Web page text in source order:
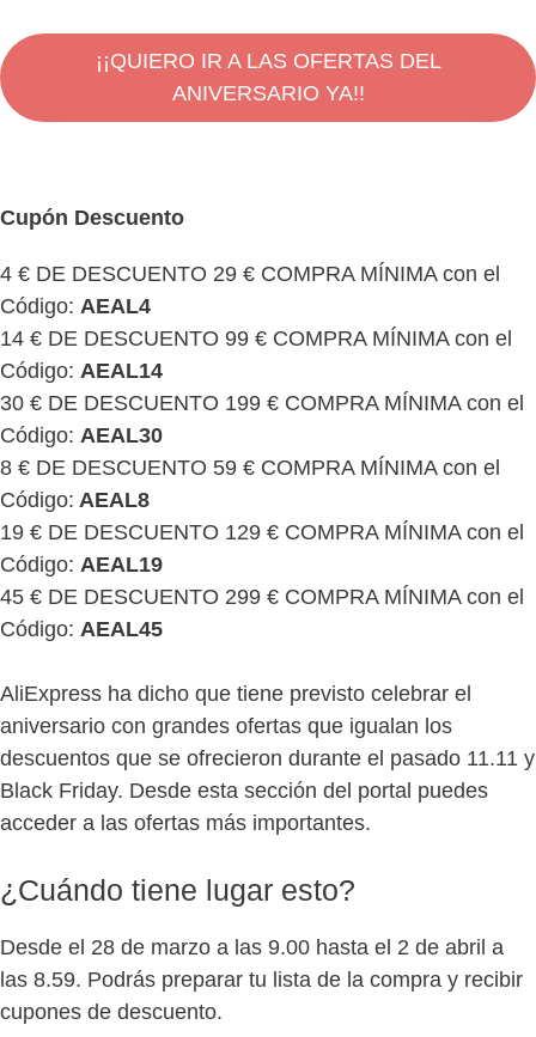
¡¡QUIERO IR A LAS OFERTAS DEL
ANIVERSARIO YA!!
Cupón Descuento
4 € DE DESCUENTO 29 € COMPRA MÍNIMA con el
Código: AEAL4
14 € DE DESCUENTO 99 € COMPRA MÍNIMA con el
Código: AEAL14
30 € DE DESCUENTO 199 € COMPRA MÍNIMA con el
Código: AEAL30
8 € DE DESCUENTO 59 € COMPRA MÍNIMA con el
Código: AEAL8
19 € DE DESCUENTO 129 € COMPRA MÍNIMA con el
Código: AEAL19
45 € DE DESCUENTO 299 € COMPRA MÍNIMA con el
Código: AEAL45
AliExpress ha dicho que tiene previsto celebrar el
aniversario con grandes ofertas que igualan los
descuentos que se ofrecieron durante el pasado 11.11 y
Black Friday. Desde esta sección del portal puedes
acceder a las ofertas más importantes.
¿Cuándo tiene lugar esto?
Desde el 28 de marzo a las 9.00 hasta el 2 de abril a
las 8.59. Podrás preparar tu lista de la compra y recibir
cupones de descuento.